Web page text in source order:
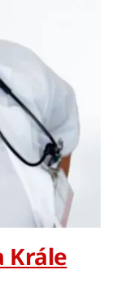
Krále